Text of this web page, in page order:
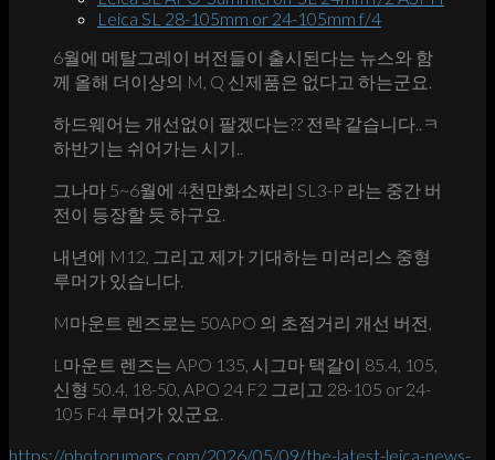
Leica SL 28-105mm or 24-105mm f/4
6월에 메탈그레이 버전들이 출시된다는 뉴스와 함
께 올해 더이상의 M, Q 신제품은 없다고 하는군요.
하드웨어는 개선없이 팔겠다는?? 전략 같습니다..ㅋ
하반기는 쉬어가는 시기..
그나마 5~6월에 4천만화소짜리 SL3-P 라는 중간 버
전이 등장할 듯 하구요.
내년에 M12, 그리고 제가 기대하는 미러리스 중형
루머가 있습니다.
M마운트 렌즈로는 50APO 의 초점거리 개선 버전,
L마운트 렌즈는 APO 135, 시그마 택갈이 85.4, 105,
신형 50.4, 18-50, APO 24 F2 그리고 28-105 or 24-
105 F4 루머가 있군요.
https://photorumors.com/2026/05/09/the-latest-leica-news-